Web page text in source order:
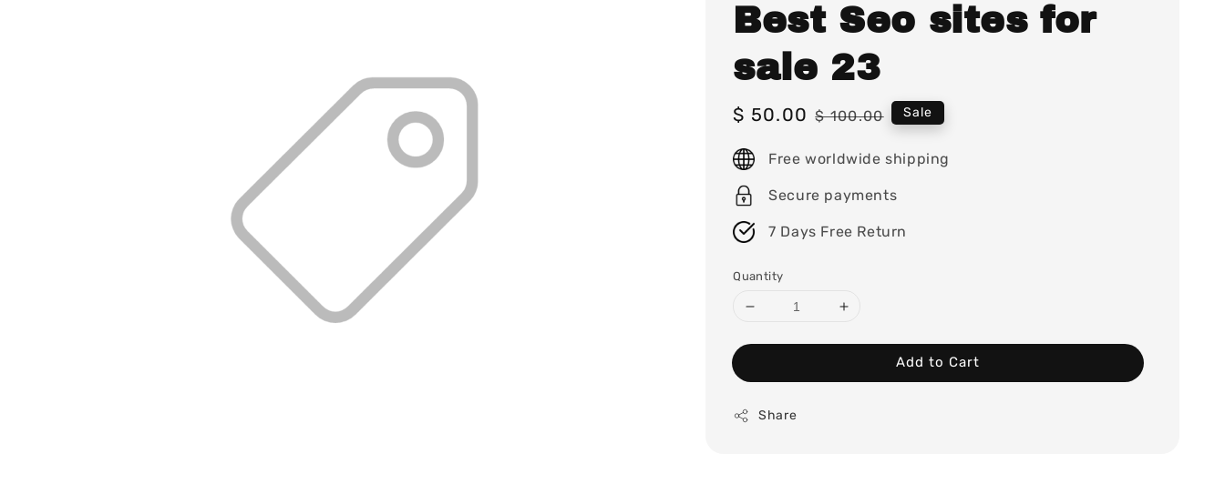
Best Seo sites for
sale 23
Sale
$ 50.00 Regular
$ 100.00 Sale
Free worldwide shipping
Secure payments
7 Days Free Return
Quantity
Add to Cart
Share